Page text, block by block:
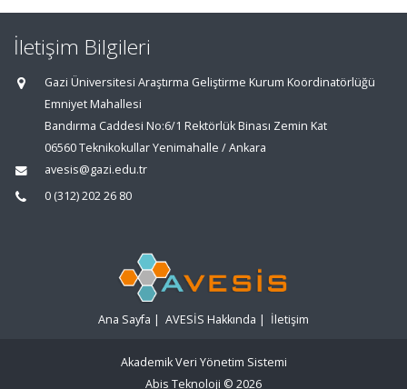
İletişim Bilgileri
Gazi Üniversitesi Araştırma Geliştirme Kurum Koordinatörlüğü
Emniyet Mahallesi
Bandırma Caddesi No:6/1 Rektörlük Binası Zemin Kat
06560 Teknikokullar Yenimahalle / Ankara
avesis@gazi.edu.tr
0 (312) 202 26 80
Ana Sayfa | AVESİS Hakkında | İletişim
Akademik Veri Yönetim Sistemi
Abis Teknoloji © 2026